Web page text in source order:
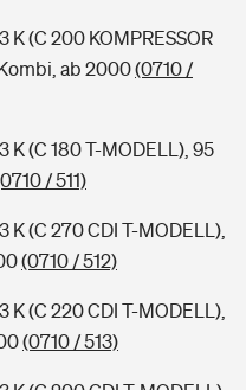
(C 200 KOMPRESSOR
ab 2000(0710 /
(C 180 T-MODELL), 95
/ 511)
(C 270 CDI T-MODELL),
(0710 / 512)
(C 220 CDI T-MODELL),
(0710 / 513)